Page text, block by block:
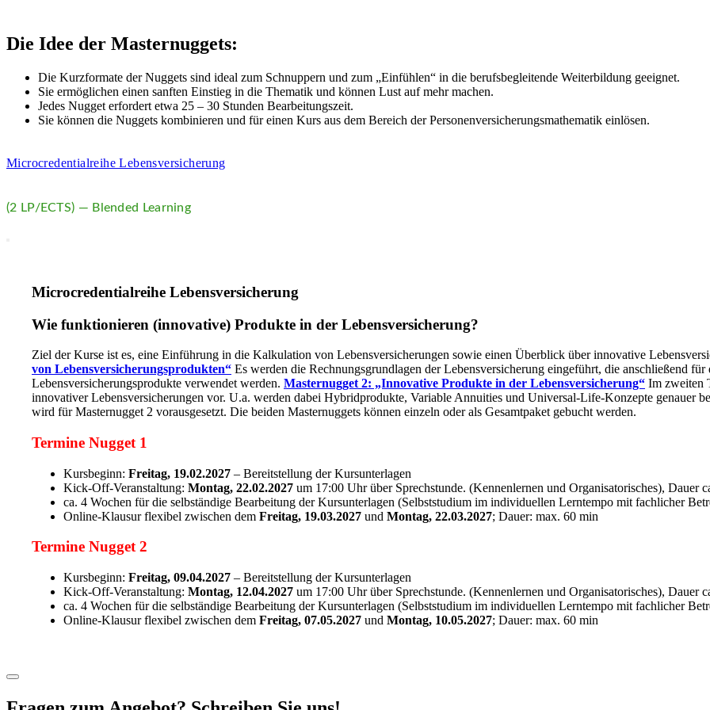
Die Idee der Masternuggets:
Die Kurzformate der Nuggets sind ideal zum Schnuppern und zum „Einfühlen“ in die berufsbegleitende Weiterbildung geeignet.
Sie ermöglichen einen sanften Einstieg in die Thematik und können Lust auf mehr machen.
Jedes Nugget erfordert etwa 25 – 30 Stunden Bearbeitungszeit.
Sie können die Nuggets kombinieren und für einen Kurs aus dem Bereich der Personenversicherungsmathematik einlösen.
Microcredentialreihe Lebensversicherung
(2 LP/ECTS) — Blended Learning
Microcredentialreihe Lebensversicherung
Wie funktionieren (innovative) Produkte in der Lebensversicherung?
Ziel der Kurse ist es, eine Einführung in die Kalkulation von Lebensversicherungen sowie einen Überblick über innovative
von Lebensversicherungsprodukten“ Es werden die Rechnungsgrundlagen der Lebensversicherung eingeführt, die anschließend
Lebensversicherungsprodukte verwendet werden. Masternugget 2: „Innovative Produkte in der Lebensversicherung“ Im zweiten
innovativer Lebensversicherungen vor. U.a. werden dabei Hybridprodukte, Variable Annuities und Universal-Life-Konzepte genauer
wird für Masternugget 2 vorausgesetzt. Die beiden Masternuggets können einzeln oder als Gesamtpaket gebucht werden.
Termine Nugget 1
Kursbeginn: Freitag, 19.02.2027 – Bereitstellung der Kursunterlagen
Kick-Off-Veranstaltung: Montag, 22.02.2027 um 17:00 Uhr über Sprechstunde. (Kennenlernen und Organisatorisches), Dauer
ca. 4 Wochen für die selbständige Bearbeitung der Kursunterlagen (Selbststudium im individuellen Lerntempo mit fachlicher
Online-Klausur flexibel zwischen dem Freitag, 19.03.2027 und Montag, 22.03.2027; Dauer: max. 60 min
Termine Nugget 2
Kursbeginn: Freitag, 09.04.2027 – Bereitstellung der Kursunterlagen
Kick-Off-Veranstaltung: Montag, 12.04.2027 um 17:00 Uhr über Sprechstunde. (Kennenlernen und Organisatorisches), Dauer
ca. 4 Wochen für die selbständige Bearbeitung der Kursunterlagen (Selbststudium im individuellen Lerntempo mit fachlicher
Online-Klausur flexibel zwischen dem Freitag, 07.05.2027 und Montag, 10.05.2027; Dauer: max. 60 min